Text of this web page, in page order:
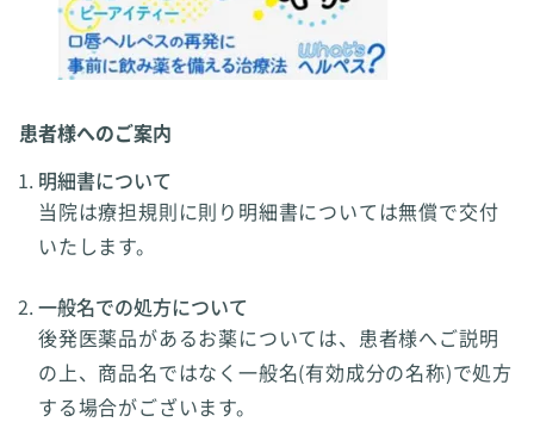
患者様へのご案内
明細書について
当院は療担規則に則り明細書については無償で交付
いたします。
一般名での処方について
後発医薬品があるお薬については、患者様へご説明
の上、商品名ではなく一般名(有効成分の名称)で処方
する場合がございます。